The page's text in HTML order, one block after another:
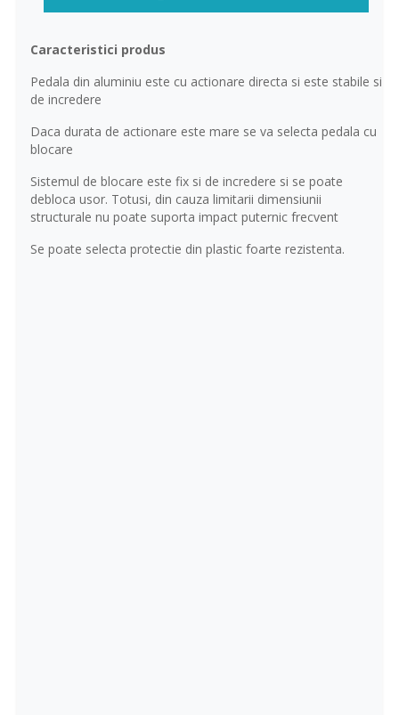
Caracteristici produs
Pedala din aluminiu este cu actionare directa si este stabile si
de incredere
Daca durata de actionare este mare se va selecta pedala cu
blocare
Sistemul de blocare este fix si de incredere si se poate
debloca usor. Totusi, din cauza limitarii dimensiunii
structurale nu poate suporta impact puternic frecvent
Se poate selecta protectie din plastic foarte rezistenta.